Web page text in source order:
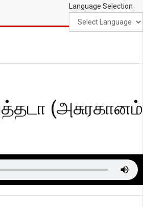
Language Selection
(அசுரகானம்